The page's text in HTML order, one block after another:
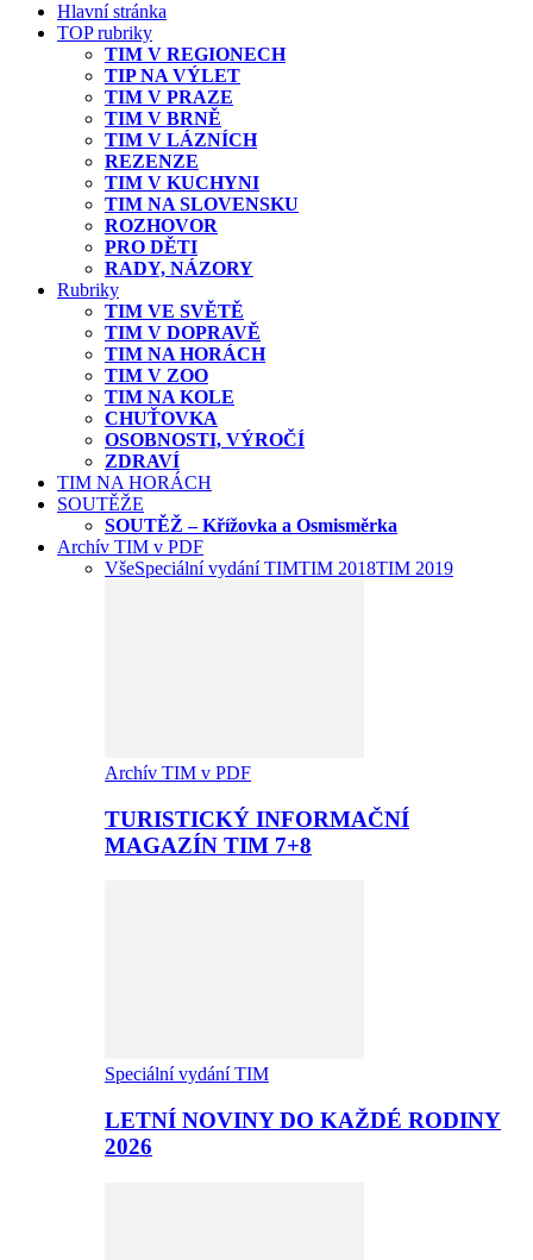
Hlavní stránka
TOP rubriky
TIM V REGIONECH
TIP NA VÝLET
TIM V PRAZE
TIM V BRNĚ
TIM V LÁZNÍCH
REZENZE
TIM V KUCHYNI
TIM NA SLOVENSKU
ROZHOVOR
PRO DĚTI
RADY, NÁZORY
Rubriky
TIM VE SVĚTĚ
TIM V DOPRAVĚ
TIM NA HORÁCH
TIM V ZOO
TIM NA KOLE
CHUŤOVKA
OSOBNOSTI, VÝROČÍ
ZDRAVÍ
TIM NA HORÁCH
SOUTĚŽE
SOUTĚŽ – Křížovka a Osmisměrka
Archív TIM v PDF
VšeSpeciální vydání TIMTIM 2018TIM 2019
Archív TIM v PDF
TURISTICKÝ INFORMAČNÍ
MAGAZÍN TIM 7+8
Speciální vydání TIM
LETNÍ NOVINY DO KAŽDÉ RODINY
2026